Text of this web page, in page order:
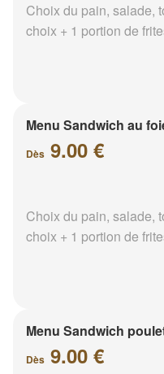
Choix du pain, salade,
choix + 1 portion de
Menu Sandwich au
Dès 9.00 €
Choix du pain, salade,
choix + 1 portion de
Menu Sandwich
Dès 9.00 €